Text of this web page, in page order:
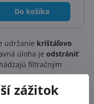
Do košíka
udržanie krištáľovo
úloha je odstrániť
filtračným
zhlukovanie
zážitok